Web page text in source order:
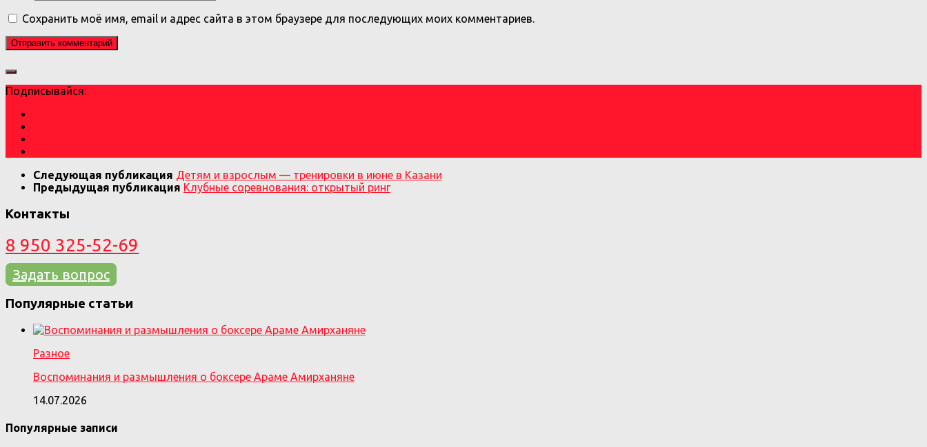
Сохранить моё имя, email и адрес сайта в этом браузере для последующих моих комментариев.
Подписывайся:
Следующая публикация Детям и взрослым — тренировки в июне в Казани
Предыдущая публикация Клубные соревнования: открытый ринг
Контакты
8 950 325-52-69
Задать вопрос
Популярные статьи
Разное
Воспоминания и размышления о боксере Араме Амирханяне
14.07.2026
Популярные записи